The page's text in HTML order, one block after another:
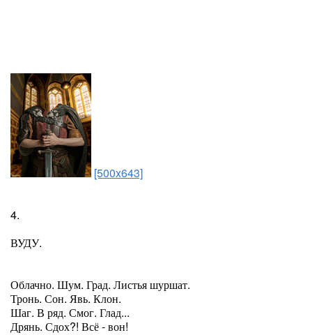
[500x643]
4.
ВУДУ.
Облачно. Шум. Град. Листья шуршат.
Тронь. Сон. Явь. Клон.
Шаг. В ряд. Смог. Глад...
Дрянь. Сдох?! Всё - вон!